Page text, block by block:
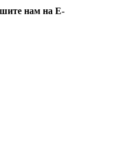
нам на E-